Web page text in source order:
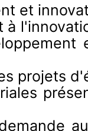
et
projets